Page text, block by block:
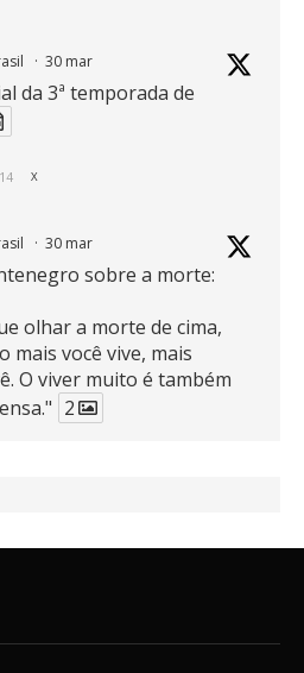
· 30 mar
da 3ª temporada de
X
· 30 mar
sobre a morte:
olhar a morte de cima,
mais você vive, mais
O viver muito é também
2
X